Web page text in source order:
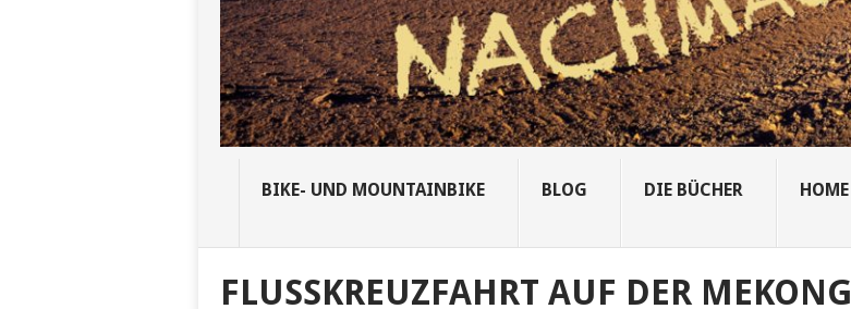
BIKE- UND MOUNTAINBIKE BLOG DIE BÜCHER HOME
FLUSSKREUZFAHRT AUF DER MEKONG